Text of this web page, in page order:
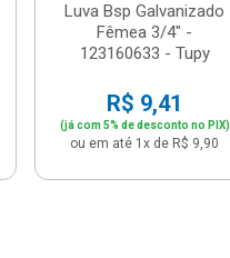
Luva Bsp Galvanizado
Fêmea 3/4" -
123160633 - Tupy
R$ 9,41
(já com 5% de desconto no PIX)
ou em até 1x de R$ 9,90